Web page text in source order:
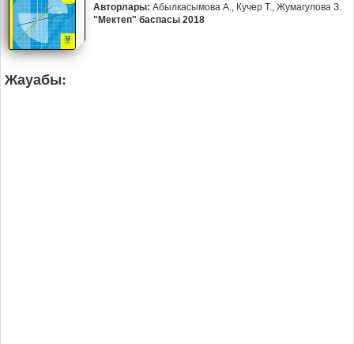
Авторлары: Абылкасымова А., Кучер Т., Жумагулова З.
"Мектеп" баспасы 2018
Жауабы: